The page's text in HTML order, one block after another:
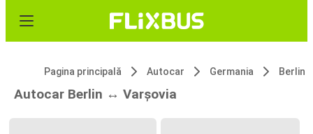
Pagina principală Autocar Germania Berlin
Autocar Berlin ↔ Varșovia